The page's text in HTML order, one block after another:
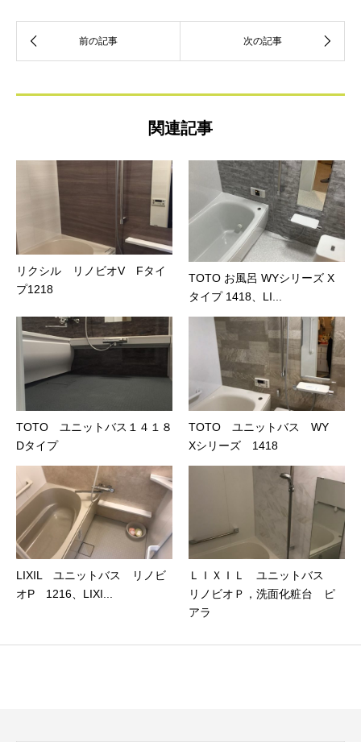
関連記事
リクシル リノビオV Fタイ
プ1218
TOTO お風呂 WYシリーズ X
タイプ 1418、LI...
TOTO ユニットバス１４１８
Dタイプ
TOTO ユニットバス WY
Xシリーズ 1418
LIXIL ユニットバス リノビ
オP 1216、LIXI...
ＬＩＸＩＬ ユニットバス
リノビオＰ，洗面化粧台 ピ
アラ